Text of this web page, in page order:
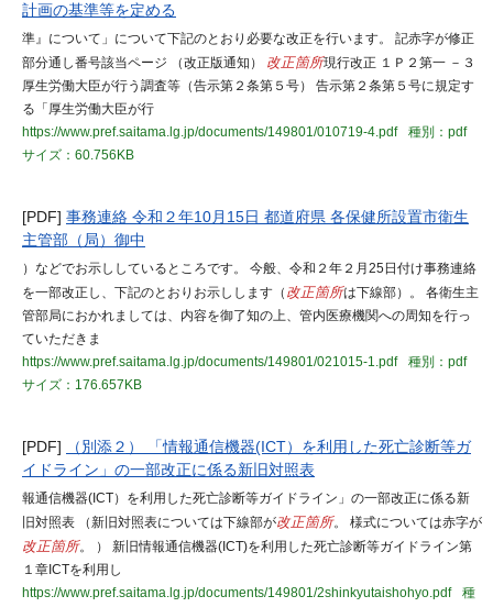
計画の基準等を定める
準』について」について下記のとおり必要な改正を行います。 記赤字が修正
部分通し番号該当ページ （改正版通知） 改正箇所現行改正 １Ｐ２第一 －３
厚生労働大臣が行う調査等（告示第２条第５号） 告示第２条第５号に規定す
る「厚生労働大臣が行
https://www.pref.saitama.lg.jp/documents/149801/010719-4.pdf
種別：pdf
サイズ：60.756KB
[PDF] 事務連絡 令和２年10月15日 都道府県 各保健所設置市衛生
主管部（局）御中
）などでお示ししているところです。 今般、令和２年２月25日付け事務連絡
を一部改正し、下記のとおりお示しします（ 改正箇所は下線部）。 各衛生主
管部局におかれましては、内容を御了知の上、管内医療機関への周知を行っ
ていただきま
https://www.pref.saitama.lg.jp/documents/149801/021015-1.pdf
種別：pdf
サイズ：176.657KB
[PDF]
（別添２） 「情報通信機器(ICT）を利用した死亡診断等ガ
イドライン」の一部改正に係る新旧対照表
報通信機器(ICT）を利用した死亡診断等ガイドライン」の一部改正に係る新
旧対照表 （新旧対照表については下線部が改正箇所。 様式については赤字が
改正箇所。 ） 新旧情報通信機器(ICT)を利用した死亡診断等ガイドライン第
１章ICTを利用し
https://www.pref.saitama.lg.jp/documents/149801/2shinkyutaishohyo.pdf
種